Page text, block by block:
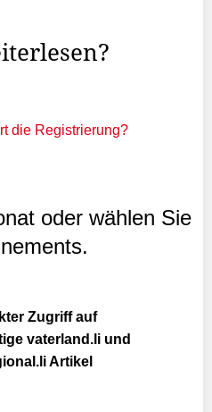
die Registrierung?
oder wählen Sie
Zugriff auf
vaterland.li und
Artikel